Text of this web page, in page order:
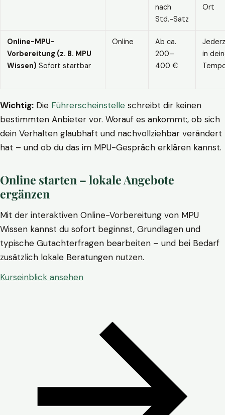
nach
Std.-Satz
Ort
Online-MPU-
Vorbereitung (z. B. MPU
Wissen) Sofort startbar
Online
Ab ca.
200–
400 €
in
Wichtig: Die Führerscheinstelle schreibt dir keinen
bestimmten Anbieter vor. Worauf es ankommt:, ob sich
dein Verhalten glaubhaft und nachvollziehbar verändert
hat – und ob du das im MPU-Gespräch erklären kannst.
Online starten – lokale Angebote
ergänzen
Mit der interaktiven Online-Vorbereitung von MPU
Wissen kannst du sofort beginnst, Grundlagen und
typische Gutachterfragen bearbeiten – und bei Bedarf
zusätzlich lokale Beratungen nutzen.
Kurseinblick ansehen